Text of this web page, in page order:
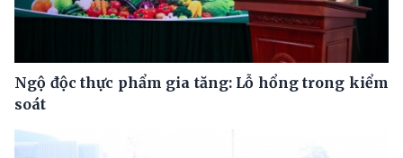
Ngộ độc thực phẩm gia tăng: Lỗ hổng trong kiểm
soát